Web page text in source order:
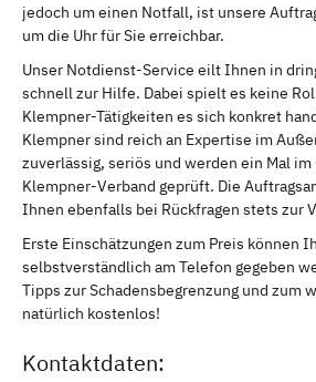
jedoch um einen Notfall, ist unsere
um die Uhr für Sie erreichbar.
Unser Notdienst-Service eilt Ihnen in
schnell zur Hilfe. Dabei spielt es keine
Klempner-Tätigkeiten es sich konkret
Klempner sind reich an Expertise im
zuverlässig, seriös und werden ein Mal im
Klempner-Verband geprüft. Die
Ihnen ebenfalls bei Rückfragen stets zur
Erste Einschätzungen zum Preis können
selbstverständlich am Telefon gegeben
Tipps zur Schadensbegrenzung und zum
natürlich kostenlos!
Kontaktdaten: